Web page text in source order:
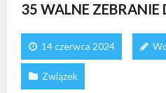
Kontakt
35 WALNE ZEBRANIE
14 czerwca 2024
Związek